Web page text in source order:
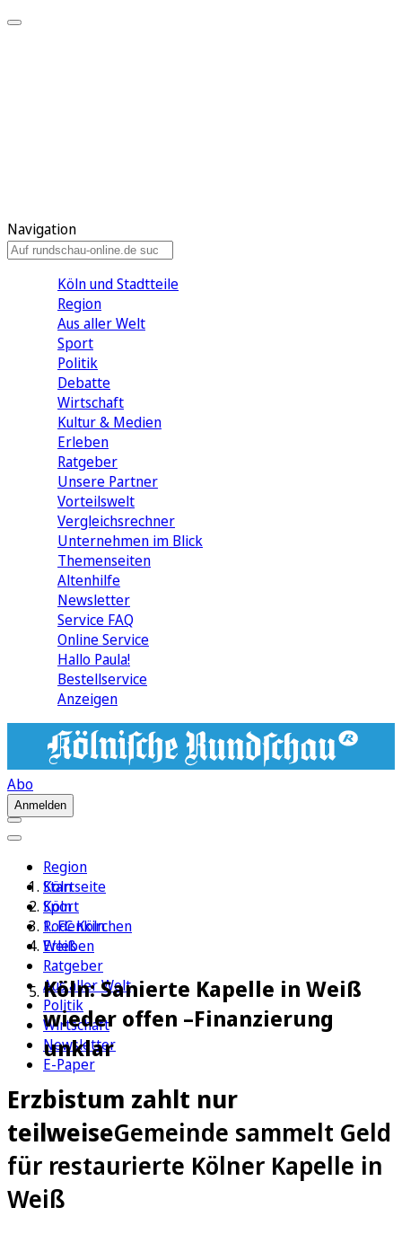
Navigation
Köln und Stadtteile
Region
Aus aller Welt
Sport
Politik
Debatte
Wirtschaft
Kultur & Medien
Erleben
Ratgeber
Unsere Partner
Vorteilswelt
Vergleichsrechner
Unternehmen im Blick
Themenseiten
Altenhilfe
Newsletter
Service FAQ
Online Service
Hallo Paula!
Bestellservice
Anzeigen
Abo
Anmelden
Region
Köln
Sport
1. FC Köln
Erleben
Ratgeber
Aus aller Welt
Politik
Wirtschaft
Newsletter
E-Paper
Startseite
Köln
Rodenkirchen
Weiß
Köln: Sanierte Kapelle in Weiß
wieder offen –Finanzierung
unklar
Erzbistum zahlt nur
teilweiseGemeinde sammelt Geld
für restaurierte Kölner Kapelle in
Weiß